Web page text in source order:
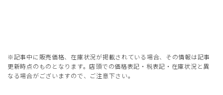
※記事中に販売価格、在庫状況が掲載されている場合、その情報は記事
更新時点のものとなります。店頭での価格表記・税表記・在庫状況と異
なる場合がございますので、ご注意下さい。